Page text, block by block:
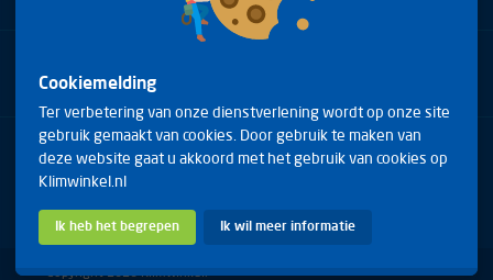
Arduinstraat 20
4827 HK Breda
Telefoon: +31(0)85 0653688
E-mail: info@klimwinkel.nl
Copyright 2026 Klimwinkel.
Cookiemelding
Ter verbetering van onze dienstverlening wordt op onze site
gebruik gemaakt van cookies. Door gebruik te maken van
deze website gaat u akkoord met het gebruik van cookies op
Klimwinkel.nl
Ik heb het begrepen Ik wil meer informatie